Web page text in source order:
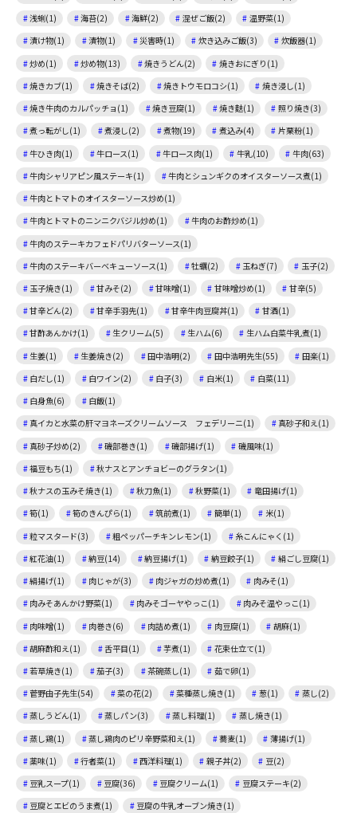
浅蜊(1)
海苔(2) 海鮮(2) 混ぜご飯(2)
温野菜(1)
漬け物(1)
漬物(1) 災害時(1) 炊き込みご飯(3)
炊飯器(1)
炒め(1)
炒め物(13) 焼きうどん(2)
焼きおにぎり(1)
焼きカブ(1)
焼きそば(2) 焼きトウモロコシ(1)
焼き浸し(1)
焼き牛肉のカルパッチョ(1)
焼き豆腐(1) 焼き麩(1)
照り焼き(3)
煮っ転がし(1)
煮浸し(2) 煮物(19) 煮込み(4)
片栗粉(1)
牛ひき肉(1)
牛ロース(1) 牛ロース肉(1) 牛乳(10)
牛肉(63)
牛肉シャリアピン風ステーキ(1)
牛肉とシュンギクのオイスターソース煮(1)
牛肉とトマトのオイスターソース炒め(1)
牛肉とトマトのニンニクバジル炒め(1)
牛肉のお酢炒め(1)
牛肉のステーキカフェドパリバターソース(1)
牛肉のステーキバーベキューソース(1)
牡蠣(2) 玉ねぎ(7)
玉子(2)
玉子焼き(1)
甘みそ(2) 甘味噌(1) 甘味噌炒め(1)
甘辛(5)
甘辛どん(2)
甘辛手羽先(1) 甘辛牛肉豆腐丼(1)
甘酒(1)
甘酢あんかけ(1)
生クリーム(5) 生ハム(6)
生ハム白菜牛乳煮(1)
生姜(1)
生姜焼き(2) 田中浩明(2) 田中浩明先生(55)
田楽(1)
白だし(1)
白ワイン(2) 白子(3) 白米(1)
白菜(11)
白身魚(6)
白飯(1)
真イカと水菜の肝マヨネーズクリームソース フェデリーニ(1)
真砂子和え(1)
真砂子炒め(2)
磯部巻き(1) 磯部揚げ(1)
磯風味(1)
福豆もち(1)
秋ナスとアンチョビーのグラタン(1)
秋ナスの玉みそ焼き(1)
秋刀魚(1) 秋野菜(1)
竜田揚げ(1)
筍(1)
筍のきんぴら(1) 筑前煮(1) 簡単(1)
米(1)
粒マスタード(3)
粗ペッパーチキンレモン(1)
糸こんにゃく(1)
紅花油(1)
納豆(14) 納豆揚げ(1) 納豆餃子(1)
絹ごし豆腐(1)
絹揚げ(1)
肉じゃが(3) 肉ジャガの炒め煮(1)
肉みそ(1)
肉みそあんかけ野菜(1)
肉みそゴーヤやっこ(1)
肉みそ温やっこ(1)
肉味噌(1)
肉巻き(6) 肉詰め煮(1) 肉豆腐(1)
胡麻(1)
胡麻酢和え(1)
舌平目(1) 芋煮(1)
花束仕立て(1)
若草焼き(1)
茄子(3) 茶碗蒸し(1)
茹で卵(1)
菅野由子先生(54)
菜の花(2) 菜種蒸し焼き(1) 葱(1)
蒸し(2)
蒸しうどん(1)
蒸しパン(3) 蒸し料理(1)
蒸し焼き(1)
蒸し鶏(1)
蒸し鶏肉のピリ辛野菜和え(1) 蕎麦(1)
薄揚げ(1)
薬味(1)
行者菜(1) 西洋料理(1) 親子丼(2)
豆(2)
豆乳スープ(1)
豆腐(36) 豆腐クリーム(1)
豆腐ステーキ(2)
豆腐とエビのうま煮(1)
豆腐の牛乳オーブン焼き(1)